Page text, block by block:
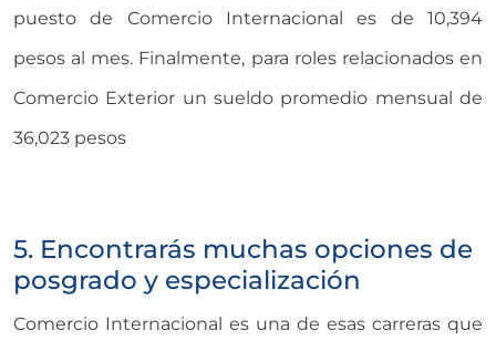
puesto de Comercio Internacional es de 10,394
pesos al mes​. Finalmente, para roles relacionados en
Comercio Exterior un sueldo promedio mensual de
36,023 pesos
5. Encontrarás muchas opciones de
posgrado y especialización
Comercio Internacional es una de esas carreras que